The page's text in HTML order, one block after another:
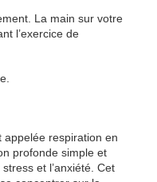
La main sur votre
l’exercice de
respiration en
profonde simple et
et l’anxiété. Cet